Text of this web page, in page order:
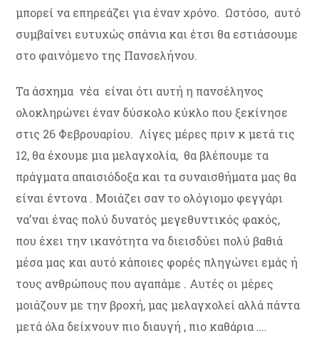
μπορεί να επηρεάζει για έναν χρόνο. Ωστόσο, αυτό
συμβαίνει ευτυχώς σπάνια και έτσι θα εστιάσουμε
στο φαινόμενο της Πανσελήνου.
Τα άσχημα νέα είναι ότι αυτή η πανσέληνος
ολοκληρώνει έναν δύσκολο κύκλο που ξεκίνησε
στις 26 Φεβρουαρίου. Λίγες μέρες πριν κ μετά τις
12, θα έχουμε μια μελαγχολία, θα βλέπουμε τα
πράγματα απαισιόδοξα και τα συναισθήματα μας θα
είναι έντονα . Μοιάζει σαν το ολόγιομο φεγγάρι
να’ναι ένας πολύ δυνατός μεγεθυντικός φακός,
που έχει την ικανότητα να διεισδύει πολύ βαθιά
μέσα μας και αυτό κάποιες φορές πληγώνει εμάς ή
τους ανθρώπους που αγαπάμε . Αυτές οι μέρες
μοιάζουν με την βροχή, μας μελαγχολεί αλλά πάντα
μετά όλα δείχνουν πιο διαυγή , πιο καθάρια ….